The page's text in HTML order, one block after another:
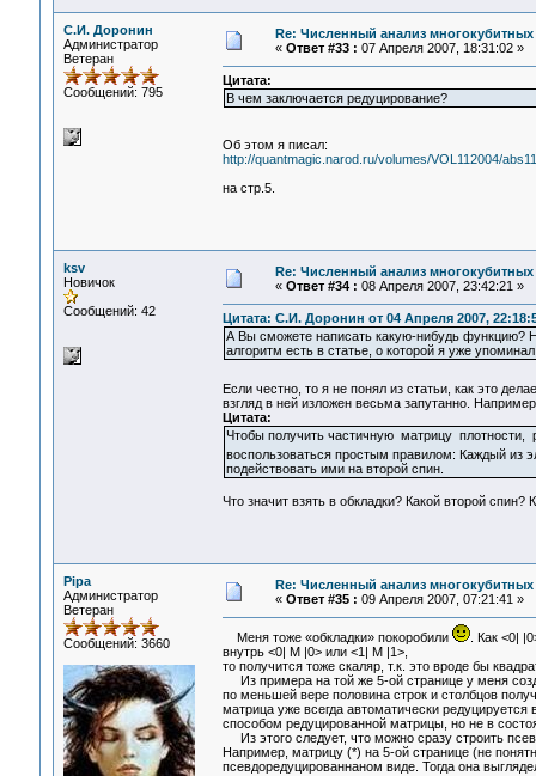
С.И. Доронин
Администратор
Ветеран
Сообщений: 795
Re: Численный анализ многокубитных
« Ответ #33 : 07 Апреля 2007, 18:31:02 »
Цитата:
В чем заключается редуцирование?
Об этом я писал:
http://quantmagic.narod.ru/volumes/VOL112004/
на стр.5.
ksv
Новичок
Сообщений: 42
Re: Численный анализ многокубитных
« Ответ #34 : 08 Апреля 2007, 23:42:21 »
Цитата: С.И. Доронин от 04 Апреля 2007,
А Вы сможете написать какую-нибудь функцию?
алгоритм есть в статье, о которой я уже
Если честно, то я не понял из статьи, как это
взгляд в ней изложен весьма запутанно.
Цитата:
Чтобы получить частичную матрицу плотности,
воспользоваться простым правилом: Каждый из
подействовать ими на второй спин.
Что значит взять в обкладки? Какой второй
Pipa
Администратор
Ветеран
Сообщений: 3660
Re: Численный анализ многокубитных
« Ответ #35 : 09 Апреля 2007, 07:21:41 »
Меня тоже «обкладки» покоробили
. Как <0|
внутрь <0| M |0> или <1| M |1>,
то получится тоже скаляр, т.к. это вроде бы
Из примера на той же 5-ой странице у меня
по меньшей вере половина строк и столбцов
матрица уже всегда автоматически
способом редуцированной матрицы, но не в
Из этого следует, что можно сразу строить
Например, матрицу (*) на 5-ой странице (не
псевдоредуцированнаном виде. Тогда она